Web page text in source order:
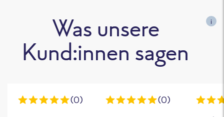
Was unsere
Kund:innen sagen
i
(0) (0)